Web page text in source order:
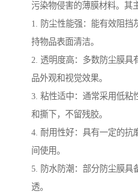
污染物侵害的薄膜材料。其
1. 防尘性能强：能有效阻挡
持物品表面清洁。
2. 透明度高：多数防尘膜具
品外观和视觉效果。
3. 粘性适中：通常采用低粘
和撕下，不留残胶。
4. 耐用性好：具有一定的抗
间使用。
5. 防水防潮：部分防尘膜具
透。